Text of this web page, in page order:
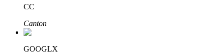
CC
Canton
GOOGLX